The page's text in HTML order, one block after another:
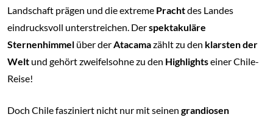
Landschaft prägen und die extreme Prachtdes Landes
eindrucksvoll unterstreichen. Derspektakuläre
Sternenhimmel über derAtacamazählt zu den klarsten der
Welt und gehört zweifelsohne zu den Highlightseiner Chile-
Reise!
Doch Chile fasziniert nicht nur mit seinen grandiosen